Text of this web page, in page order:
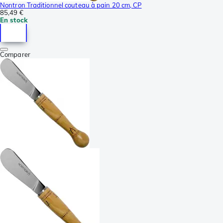
Nontron Traditionnel couteau à pain 20 cm, CP
85,49 €
En stock
Comparer